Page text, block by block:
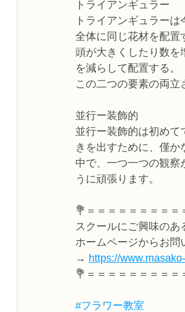
トライアンギュラー
トライアンギュラーは
全体に同じ花材を配置
頭が大きくしたり数を
を減らして配置する。
この二つの要素の両立
並行ー装飾的
並行ー装飾的は初め
きを出すために、僅
中で、一つ一つの観察
うに頑張ります。
💐＝＝＝＝＝＝＝＝＝
スクールにご興味のあ
ホームページからお問
→ https://
💐＝＝＝＝＝＝＝＝＝
#フラワー教室